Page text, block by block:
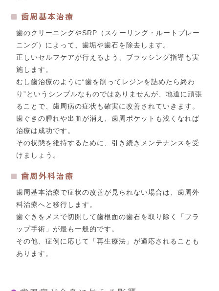
歯周基本治療
歯のクリーニングやSRP（スケーリング・ルートプレー
ニング）によって、歯垢や歯石を除去します。
正しいセルフケアが行えるよう、ブラッシング指導も実
施します。
むし歯治療のように“歯を削ってレジンを詰めたら終わ
り”というシンプルなものではありませんが、地道に頑張
ることで、歯周病の症状も確実に改善されていきます。
歯ぐきの腫れや出血が消え、歯周ポケットも浅くなれば
治療は成功です。
その状態を維持するために、引き続きメンテナンスを受
けましょう。
歯周外科治療
歯周基本治療で症状の改善が見られない場合は、歯周外
科治療へと移行します。
歯ぐきをメスで切開して歯根面の歯石を取り除く「フラ
ップ手術」が最も一般的です。
その他、症例に応じて「再生療法」が適応されることも
あります。